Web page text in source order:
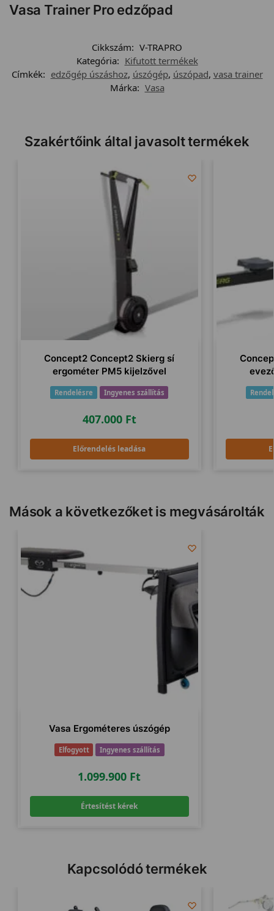
Vasa Trainer Pro edzőpad
Cikkszám: V-TRAPRO
Kategória: Kifutott termékek
Címkék: edzőgép úszáshoz, úszógép, úszópad, vasa trainer
Márka: Vasa
Szakértőink által javasolt termékek
Concept2 Concept2 Skierg sí
ergométer PM5 kijelzővel
Rendelésre Ingyenes szállítás
407.000 Ft
Előrendelés leadása
Mások a következőket is megvásárolták
Vasa Ergométeres úszógép
Elfogyott Ingyenes szállítás
1.099.900 Ft
Értesítést kérek
Kapcsolódó termékek